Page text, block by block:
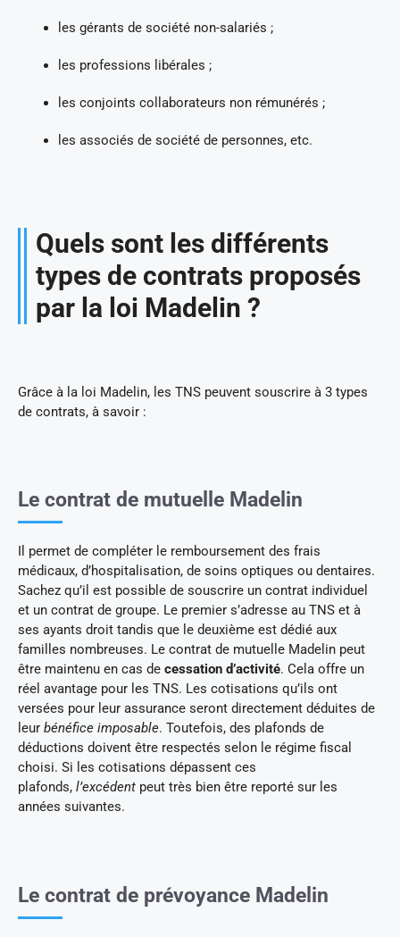
les gérants de société non-salariés ;
les professions libérales ;
les conjoints collaborateurs non rémunérés ;
les associés de société de personnes, etc.
Quels sont les différents
types de contrats proposés
par la loi Madelin ?
Grâce à la loi Madelin, les TNS peuvent souscrire à 3 types
de contrats, à savoir :
Le contrat de mutuelle Madelin
Il permet de compléter le remboursement des frais
médicaux, d’hospitalisation, de soins optiques ou dentaires.
Sachez qu’il est possible de souscrire un contrat individuel
et un contrat de groupe. Le premier s’adresse au TNS et à
ses ayants droit tandis que le deuxième est dédié aux
familles nombreuses. Le contrat de mutuelle Madelin peut
être maintenu en cas de cessation d’activité. Cela offre un
réel avantage pour les TNS. Les cotisations qu’ils ont
versées pour leur assurance seront directement déduites de
leur bénéfice imposable. Toutefois, des plafonds de
déductions doivent être respectés selon le régime fiscal
choisi. Si les cotisations dépassent ces
plafonds, l’excédent peut très bien être reporté sur les
années suivantes.
Le contrat de prévoyance Madelin